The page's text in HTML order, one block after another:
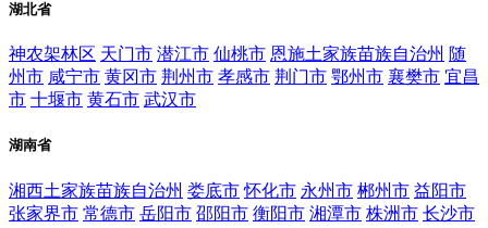
湖北省
神农架林区 天门市 潜江市 仙桃市 恩施土家族苗族自治州 随
州市 咸宁市 黄冈市 荆州市 孝感市 荆门市 鄂州市 襄樊市 宜昌
市 十堰市 黄石市 武汉市
湖南省
湘西土家族苗族自治州 娄底市 怀化市 永州市 郴州市 益阳市
张家界市 常德市 岳阳市 邵阳市 衡阳市 湘潭市 株洲市 长沙市